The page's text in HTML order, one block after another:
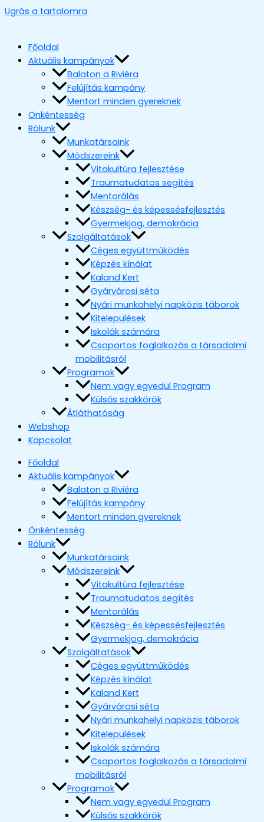
Ugrás a tartalomra
Főoldal
Aktuális kampányok
Balaton a Riviéra
Felújítás kampány
Mentort minden gyereknek
Önkéntesség
Rólunk
Munkatársaink
Módszereink
Vitakultúra fejlesztése
Traumatudatos segítés
Mentorálás
Készség- és képessésfejlesztés
Gyermekjog, demokrácia
Szolgáltatások
Céges együttműködés
Képzés kínálat
Kaland Kert
Gyárvárosi séta
Nyári munkahelyi napközis táborok
Kitelepülések
Iskolák számára
Csoportos foglalkozás a társadalmi
mobilitásról
Programok
Nem vagy egyedül Program
Külsős szakkörök
Átláthatóság
Webshop
Kapcsolat
Főoldal
Aktuális kampányok
Balaton a Riviéra
Felújítás kampány
Mentort minden gyereknek
Önkéntesség
Rólunk
Munkatársaink
Módszereink
Vitakultúra fejlesztése
Traumatudatos segítés
Mentorálás
Készség- és képessésfejlesztés
Gyermekjog, demokrácia
Szolgáltatások
Céges együttműködés
Képzés kínálat
Kaland Kert
Gyárvárosi séta
Nyári munkahelyi napközis táborok
Kitelepülések
Iskolák számára
Csoportos foglalkozás a társadalmi
mobilitásról
Programok
Nem vagy egyedül Program
Külsős szakkörök